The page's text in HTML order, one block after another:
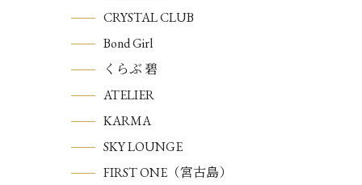
CRYSTAL CLUB
Bond Girl
くらぶ 碧
ATELIER
KARMA
SKY LOUNGE
FIRST ONE（宮古島）